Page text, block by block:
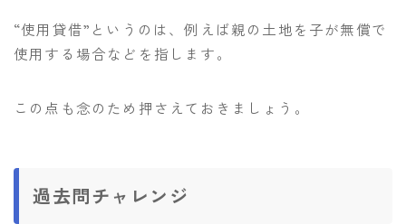
“使用貸借”というのは、例えば親の土地を子が無償で
使用する場合などを指します。
この点も念のため押さえておきましょう。
過去問チャレンジ